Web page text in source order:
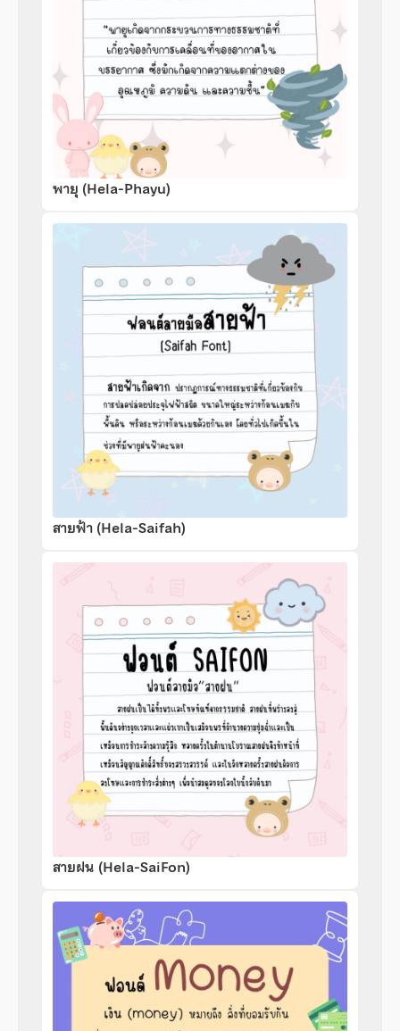
พายุ (Hela-Phayu)
สายฟ้า (Hela-Saifah)
สายฝน (Hela-SaiFon)